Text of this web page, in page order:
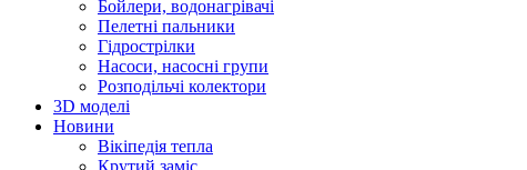
Бойлери, водонагрівачі
Пелетні пальники
Гідрострілки
Насоси, насосні групи
Розподільчі колектори
3D моделі
Новини
Вікіпедія тепла
Крутий заміс